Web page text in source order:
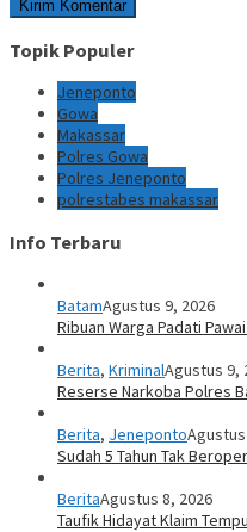
Topik Populer
Jeneponto
Gowa
Makassar
Polres Gowa
Polres Jeneponto
polrestabes makassar
Info Terbaru
BatamAgustus 9, 2026
Ribuan Warga Padati
Berita, KriminalAgustus 9,
Reserse Narkoba Polres
Berita, Jeneponto
Sudah 5 Tahun Tak
BeritaAgustus 8, 2026
Taufik Hidayat Klaim